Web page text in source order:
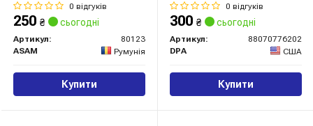
0 відгуків
250 ₴ сьогодні
Артикул:
80123
ASAM
Румунія
Купити
0 відгуків
300 ₴ сьогодні
Артикул:
88070776202
DPA
США
Купити